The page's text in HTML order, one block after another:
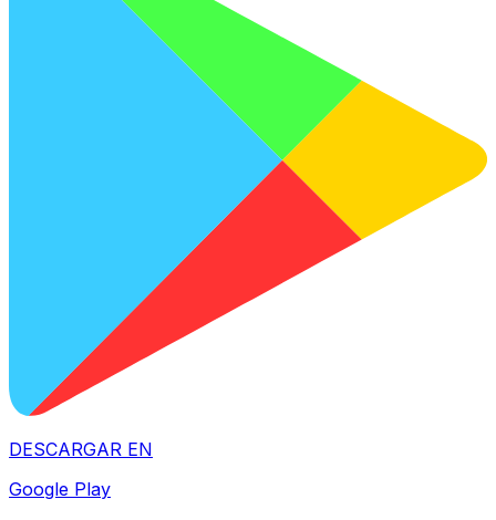
DESCARGAR EN
Google Play